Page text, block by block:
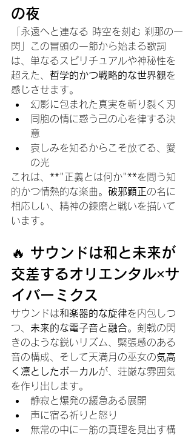
の夜
「永遠へと連なる 時空を刻む 刹那の一
閃」この冒頭の一節から始まる歌詞
は、単なるスピリチュアルや神秘性を
超えた、 哲学的かつ戦略的な世界観を
感じさせます。
幻影に包まれた真実を斬り裂く刃
同胞の情に惑う己の心を律する決
意
哀しみを知るからこそ放てる、愛
の光
これは、**"正義とは何か"**を問う知
的かつ情熱的な楽曲。 破邪顕正の名に
相応しい、精神の錬磨と戦いを描いて
います。
🔥 サウンドは和と未来が
交差するオリエンタル×サ
イバーミクス
サウンドは和楽器的な旋律を内包しつ
つ、 未来的な電子音と融合。剣戟の閃
きのような鋭いリズム、緊張感のある
音の構成、そして天満月の巫女の気高
く凛としたボーカルが、荘厳な雰囲気
を作り出します。
静寂と爆発の緩急ある展開
声に宿る祈りと怒り
無常の中に一筋の真理を見出す構